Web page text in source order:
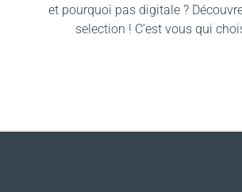
et pourquoi pas digitale ?
selection ! C’est vous qui